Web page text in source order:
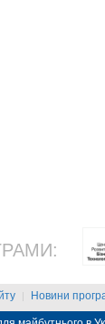
| Новини